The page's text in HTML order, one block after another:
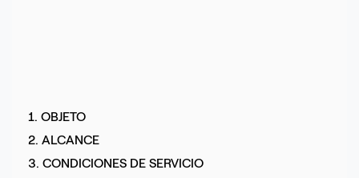
1. OBJETO
2. ALCANCE
3. CONDICIONES DE SERVICIO